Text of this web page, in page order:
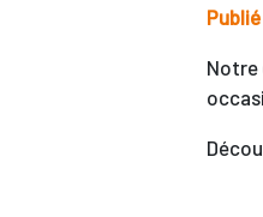
Notre